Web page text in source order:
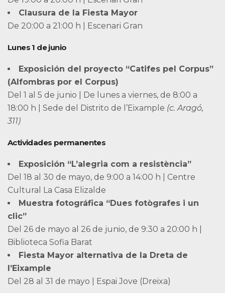
Clausura de la Fiesta Mayor
De 20:00 a 21:00 h | Escenari Gran
Lunes 1 de junio
Exposición del proyecto “Catifes pel Corpus”
(Alfombras por el Corpus)
Del 1 al 5 de junio | De lunes a viernes, de 8:00 a
18:00 h | Sede del Distrito de l’Eixample (c. Aragó,
311)
Actividades permanentes
Exposición “L’alegria com a resistència”
Del 18 al 30 de mayo, de 9:00 a 14:00 h | Centre
Cultural La Casa Elizalde
Muestra fotográfica “Dues fotògrafes i un
clic”
Del 26 de mayo al 26 de junio, de 9:30 a 20:00 h |
Biblioteca Sofia Barat
Fiesta Mayor alternativa de la Dreta de
l’Eixample
Del 28 al 31 de mayo | Espai Jove (Dreixa)